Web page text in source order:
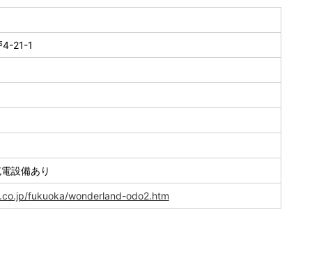
4-21-1
設備あり
fukuoka/wonderland-odo2.htm